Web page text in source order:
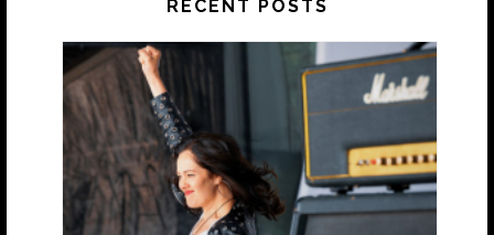
RECENT POSTS